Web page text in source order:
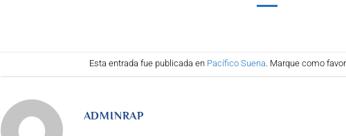
Esta entrada fue publicada en Pacífico Suena. Marque como
ADMINRAP